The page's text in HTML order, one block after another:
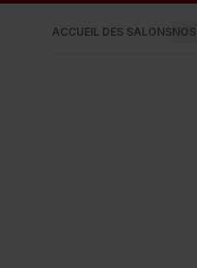
ACCUEIL DES SALONS